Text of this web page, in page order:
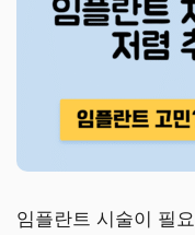
임플란트 시술이 필